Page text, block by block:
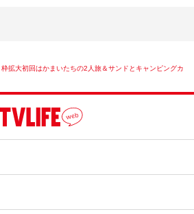
枠拡大初回はかまいたちの2人旅＆サンドとキャンピングカ